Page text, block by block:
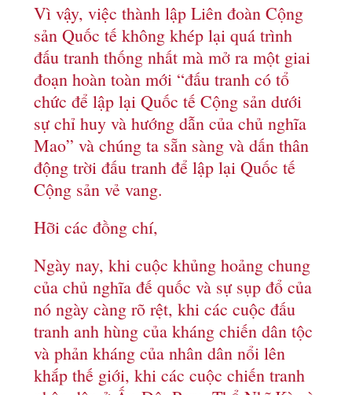
Vì vậy, việc thành lập Liên đoàn Cộng
sản Quốc tế không khép lại quá trình
đấu tranh thống nhất mà mở ra một giai
đoạn hoàn toàn mới “đấu tranh có tổ
chức để lập lại Quốc tế Cộng sản dưới
sự chỉ huy và hướng dẫn của chủ nghĩa
Mao” và chúng ta sẵn sàng và dấn thân
động trời đấu tranh để lập lại Quốc tế
Cộng sản vẻ vang.
Hỡi các đồng chí,
Ngày nay, khi cuộc khủng hoảng chung
của chủ nghĩa đế quốc và sự sụp đổ của
nó ngày càng rõ rệt, khi các cuộc đấu
tranh anh hùng của kháng chiến dân tộc
và phản kháng của nhân dân nổi lên
khắp thế giới, khi các cuộc chiến tranh